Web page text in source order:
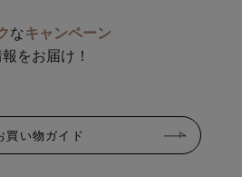
なキャンペーン
をお届け！
買い物ガイド